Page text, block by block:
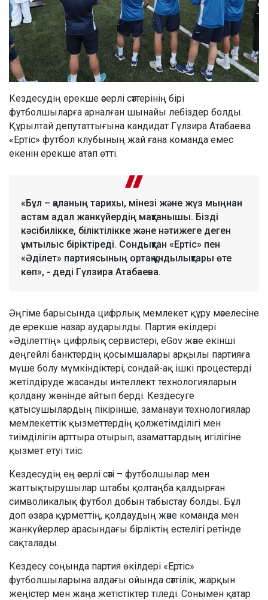
Кездесудің ерекше әсерлі сәттерінің бірі
футболшыларға арналған шынайы лебіздер болды.
Құрылтай депутаттығына кандидат Гүлзира Атабаева
«Ертіс» футбол клубының жай ғана команда емес
екенін ерекше атап өтті.
«Бұл – қаланың тарихы, мінезі және жүз мыңнан
астам адал жанкүйердің мақтанышы. Бізді
кәсібилікке, біліктілікке және нәтижеге деген
ұмтылыс біріктіреді. Сондықтан «Ертіс» пен
«Әділет» партиясының ортақ құндылықтары өте
көп», - деді Гүлзира Атабаева.
Әңгіме барысында цифрлық мемлекет құру мәселесіне
де ерекше назар аударылды. Партия өкілдері
«Әділеттің» цифрлық сервистері, eGov және екінші
деңгейлі банктердің қосымшалары арқылы партияға
мүше болу мүмкіндіктері, сондай-ақ ішкі процестерді
жетілдіруде жасанды интеллект технологияларын
қолдану жөнінде айтып берді. Кездесуге
қатысушылардың пікірінше, заманауи технологиялар
мемлекеттік қызметтердің қолжетімділігі мен
тиімділігін арттыра отырып, азаматтардың игілігіне
қызмет етуі тиіс.
Кездесудің ең әсерлі сәті – футболшылар мен
жаттықтырушылар штабы қолтаңба қалдырған
символикалық футбол добын табыстау болды. Бұл
доп өзара құрметтің, қолдаудың және команда мен
жанкүйерлер арасындағы бірліктің естелігі ретінде
сақталады.
Кездесу соңында партия өкілдері «Ертіс»
футболшыларына алдағы ойында сәттілік, жарқын
жеңістер мен жаңа жетістіктер тіледі. Сонымен қатар